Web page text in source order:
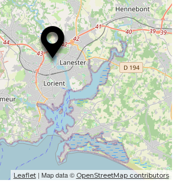
Leaflet| Map data © OpenStreetMap contributors